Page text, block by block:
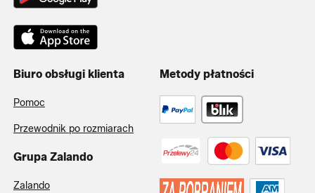
Biuro obsługi klienta
Pomoc
Przewodnik po rozmiarach
Grupa Zalando
Zalando
Metody płatności